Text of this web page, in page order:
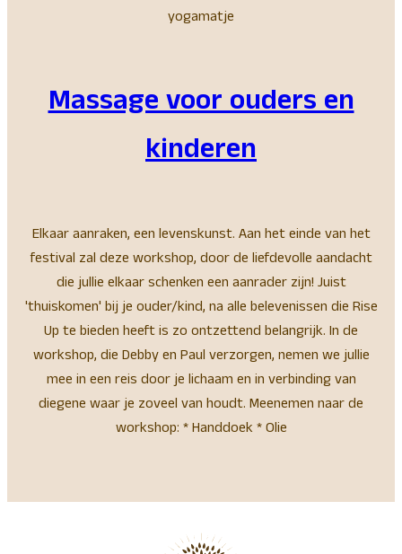
yogamatje
Massage voor ouders en
kinderen
Elkaar aanraken, een levenskunst. Aan het einde van het
festival zal deze workshop, door de liefdevolle aandacht
die jullie elkaar schenken een aanrader zijn! Juist
'thuiskomen' bij je ouder/kind, na alle belevenissen die Rise
Up te bieden heeft is zo ontzettend belangrijk. In de
workshop, die Debby en Paul verzorgen, nemen we jullie
mee in een reis door je lichaam en in verbinding van
diegene waar je zoveel van houdt. Meenemen naar de
workshop: * Handdoek * Olie